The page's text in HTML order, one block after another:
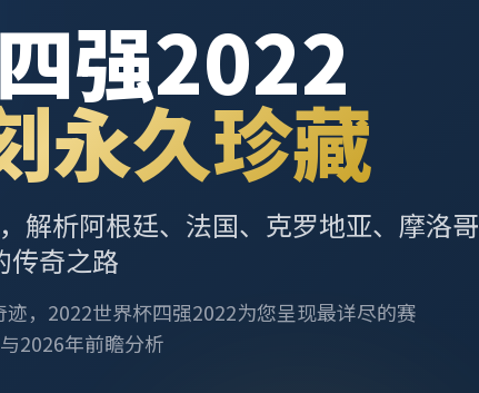
强2022
永久珍藏
解析阿根廷、法国、克罗地亚、摩洛哥
传奇之路
，2022世界杯四强2022为您呈现最详尽的赛
2026年前瞻分析